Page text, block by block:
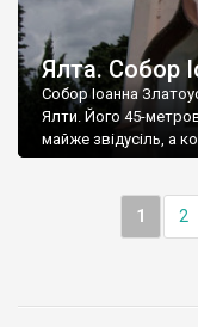
Ялта. Собор
Собор Іоанна
Ялти. Його 45-
майже звідусіль, а
1 2